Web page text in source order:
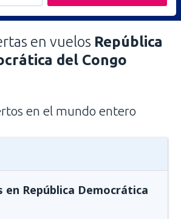
en vuelos República
del Congo
en el mundo entero
República Democrática